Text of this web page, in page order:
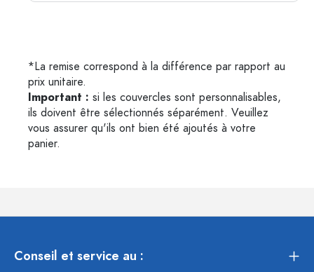
*La remise correspond à la différence par rapport au
prix unitaire.
Important : si les couvercles sont personnalisables,
ils doivent être sélectionnés séparément. Veuillez
vous assurer qu'ils ont bien été ajoutés à votre
panier.
Conseil et service au :